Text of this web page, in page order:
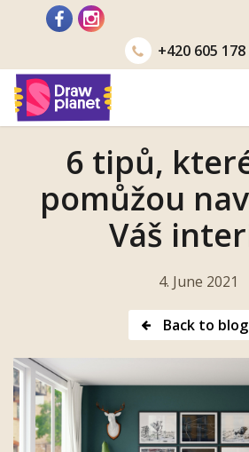
+420605 178
6 tipů,
pomůžou
Váš
4. June 2021
Back to blog